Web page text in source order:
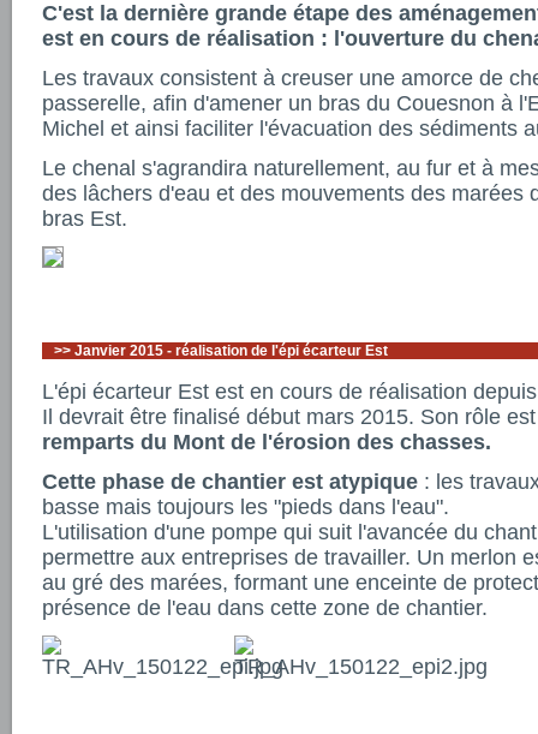
C'est la dernière grande étape des
est en cours de réalisation : l'ouverture du
Les travaux consistent à creuser une amorce de
passerelle, afin d'amener un bras du Couesnon à
Michel et ainsi faciliter l'évacuation des sédiments
Le chenal s'agrandira naturellement, au fur et à
des lâchers d'eau et des mouvements des marées
bras Est.
>> Janvier 2015 - réalisation de l'épi écarteur Est
L'épi écarteur Est est en cours de réalisation
Il devrait être finalisé début mars 2015. Son rôle
remparts du Mont de l'érosion des chasses.
Cette phase de chantier est atypique : les
basse mais toujours les "pieds dans l'eau".
L'utilisation d'une pompe qui suit l'avancée du
permettre aux entreprises de travailler. Un merlon
au gré des marées, formant une enceinte de
présence de l'eau dans cette zone de chantier.